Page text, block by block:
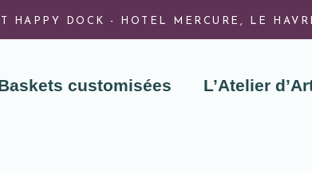
HAPPY DOCK - HOTEL MERCURE, LE
customisées L’Atelier